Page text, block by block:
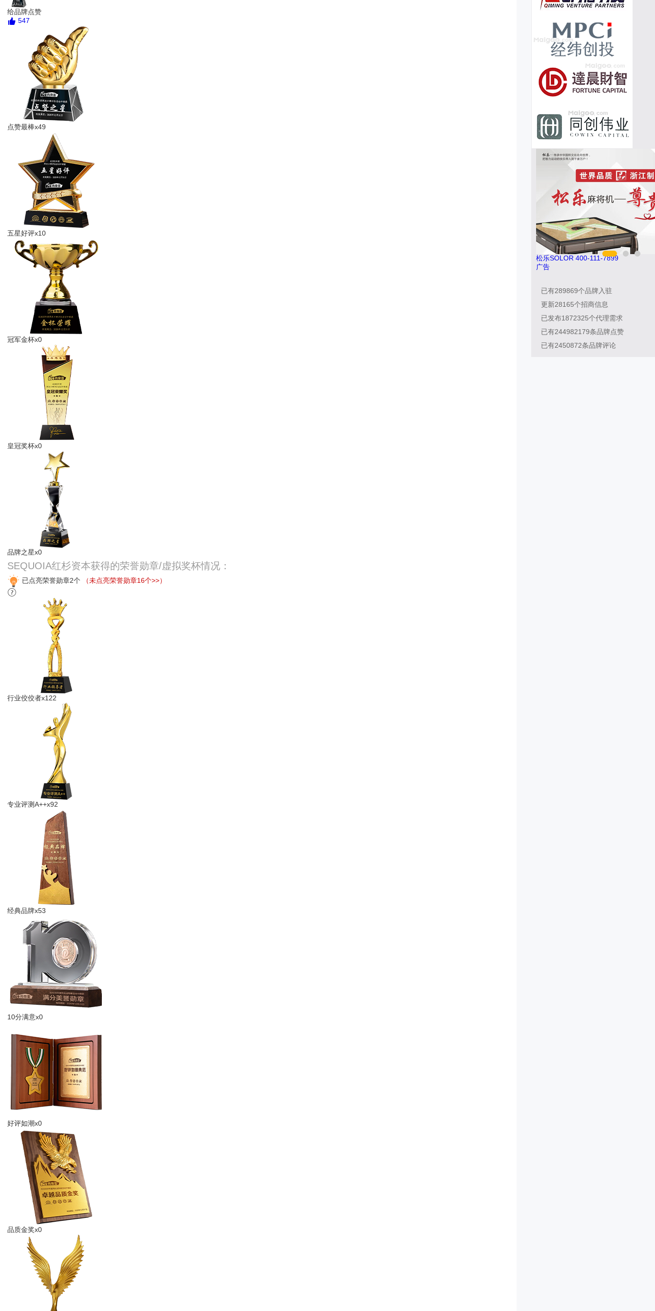
给品牌点赞
547
点赞最棒x49
五星好评x10
冠军金杯x0
皇冠奖杯x0
品牌之星x0
SEQUOIA红杉资本获得的荣誉勋章/虚拟奖杯情况：
已点亮荣誉勋章2个 （未点亮荣誉勋章16个>>）
行业佼佼者x122
专业​评测A++x92
经典品牌x53
10分满意x0
好评如潮x0
品质金奖x0
松乐SOLOR 400-111-7899
广告
已有289869个品牌入驻
更新28165个招商信息
已发布1872325个代理需求
已有244982179条品牌点赞
已有2450872条品牌评论